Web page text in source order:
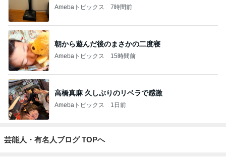
Amebaトピックス 7時間前
朝から遊んだ後のまさかの二度寝
Amebaトピックス 15時間前
高橋真麻 久しぶりのリベラで感激
Amebaトピックス 1日前
芸能人・有名人ブログ TOPへ